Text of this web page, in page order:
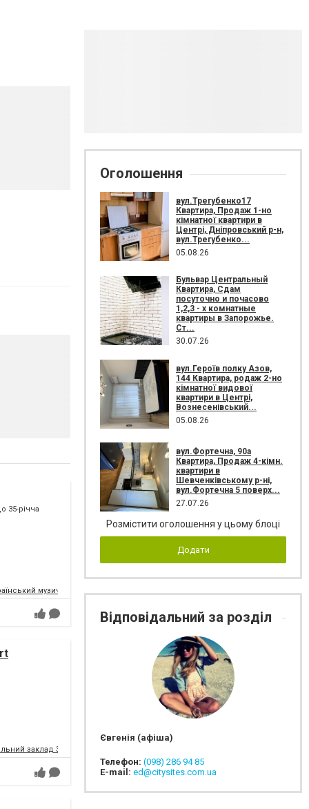
35-річча
музично-драматичний театр ім. В. Г. Магара
заклад Запорізької обласної ради
Оголошення
вул.Трегубенко17
Квартира, Продаж 1-но
кімнатної квартири в
Центрі, Дніпровський р-н,
вул.Трегубенко...
05.08.26
Бульвар Центральный
Квартира, Сдам
посуточно и почасово
1,2,3 - х комнатные
квартиры в Запорожье.
Ст...
30.07.26
вул.Героїв полку Азов,
144 Квартира, родаж 2-но
кімнатної видової
квартири в Центрі,
Вознесенівський...
05.08.26
вул.Фортечна, 90а
Квартира, Продаж 4-кімн.
квартири в
Шевченківському р-ні,
вул.Фортечна 5 поверх...
27.07.26
Розмістити оголошення у цьому блоці
Додати
Відповідальний за розділ
Євгенія (афіша)
Телефон: (098) 286 94 85
E-mail: ed@citysites.com.ua